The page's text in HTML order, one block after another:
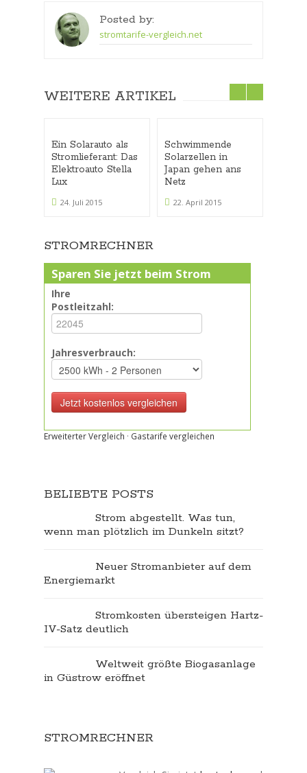
Posted by:
stromtarife-vergleich.net
WEITERE ARTIKEL
Ein Solarauto als
Stromlieferant: Das
Elektroauto Stella
Lux
24. Juli 2015
Schwimmende
Solarzellen in
Japan gehen ans
Netz
22. April 2015
STROMRECHNER
Sparen Sie jetzt beim Strom
Ihre
Postleitzahl:
Jahresverbrauch:
Erweiterter Vergleich · Gastarife vergleichen
BELIEBTE POSTS
Strom abgestellt. Was tun,
wenn man plötzlich im Dunkeln sitzt?
Neuer Stromanbieter auf dem
Energiemarkt
Stromkosten übersteigen Hartz-
IV-Satz deutlich
Weltweit größte Biogasanlage
in Güstrow eröffnet
STROMRECHNER